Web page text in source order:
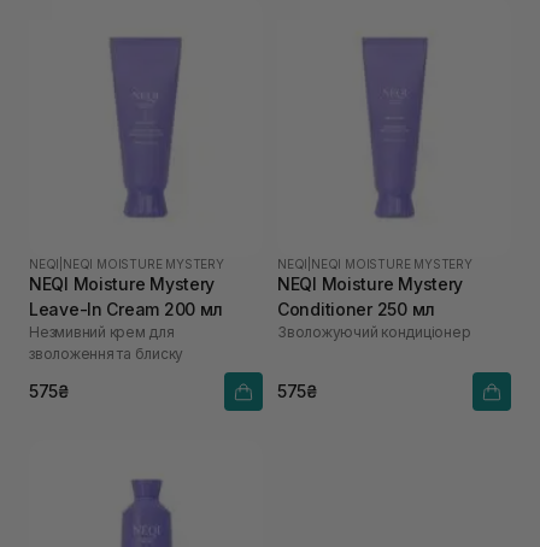
NEQI NEQI MOISTURE MYSTERY
NEQI Moisture Mystery
Leave-In Cream 200 мл
Незмивний крем для
зволоження та блиску
575₴
NEQI NEQI MOISTURE MYSTERY
NEQI Moisture Mystery
Conditioner 250 мл
Зволожуючий кондиціонер
575₴